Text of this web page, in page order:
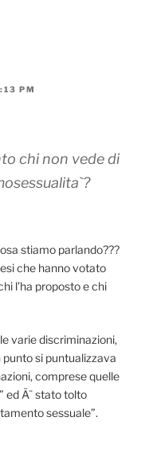
PM
chi non vede di
stiamo parlando???
che hanno votato
l’ha proposto e chi
varie discriminazioni,
punto si puntualizzava
comprese quelle
ed Ã¨ stato tolto
sessuale”.